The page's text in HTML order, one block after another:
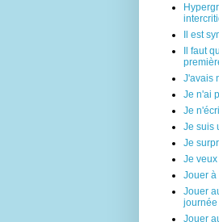
Il est
Il faut
J'avais
Je n'ai
Je
Je suis
Je
Je
Jouer à
Jouer
journée
Jouer